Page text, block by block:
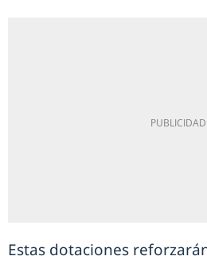
Estas dotaciones